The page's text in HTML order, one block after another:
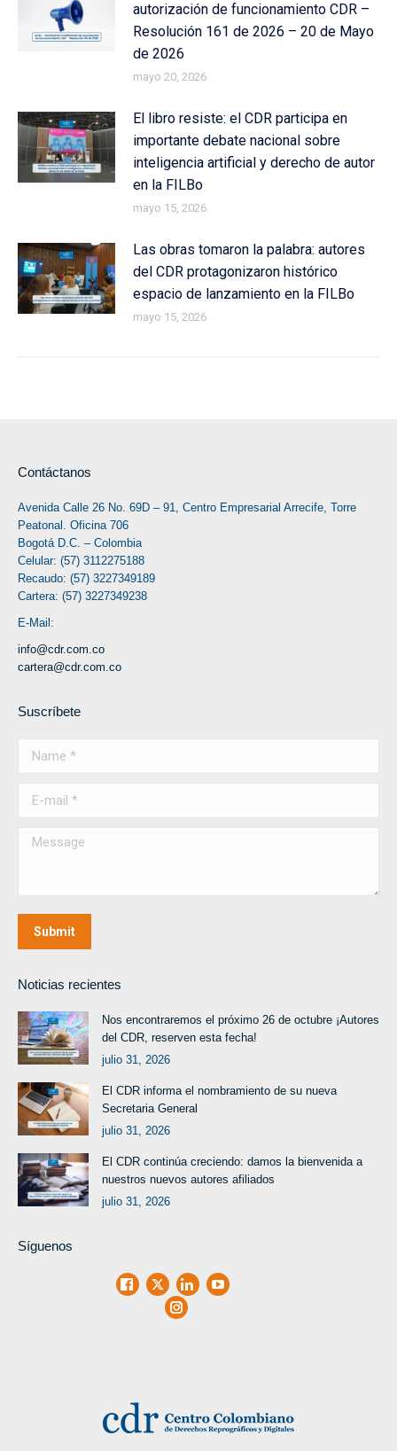
autorización de funcionamiento CDR –
Resolución 161 de 2026 – 20 de Mayo
de 2026
mayo 20, 2026
El libro resiste: el CDR participa en
importante debate nacional sobre
inteligencia artificial y derecho de autor
en la FILBo
mayo 15, 2026
Las obras tomaron la palabra: autores
del CDR protagonizaron histórico
espacio de lanzamiento en la FILBo
mayo 15, 2026
Contáctanos
Avenida Calle 26 No. 69D – 91, Centro Empresarial Arrecife, Torre
Peatonal. Oficina 706
Bogotá D.C. – Colombia
Celular: (57) 3112275188
Recaudo: (57) 3227349189
Cartera: (57) 3227349238
E-Mail:
info@cdr.com.co
cartera@cdr.com.co
Suscríbete
Message
Submit
Noticias recientes
Nos encontraremos el próximo 26 de octubre ¡Autores
del CDR, reserven esta fecha!
julio 31, 2026
El CDR informa el nombramiento de su nueva
Secretaria General
julio 31, 2026
El CDR continúa creciendo: damos la bienvenida a
nuestros nuevos autores afiliados
julio 31, 2026
Síguenos
Facebook
X LinkedInYoutube
Instagram